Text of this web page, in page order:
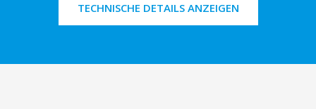
TECHNISCHE DETAILS ANZEIGEN